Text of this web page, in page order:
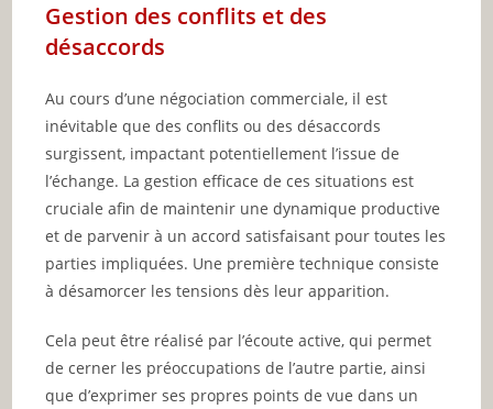
Gestion des conflits et des
désaccords
Au cours d’une négociation commerciale, il est
inévitable que des conflits ou des désaccords
surgissent, impactant potentiellement l’issue de
l’échange. La gestion efficace de ces situations est
cruciale afin de maintenir une dynamique productive
et de parvenir à un accord satisfaisant pour toutes les
parties impliquées. Une première technique consiste
à désamorcer les tensions dès leur apparition.
Cela peut être réalisé par l’écoute active, qui permet
de cerner les préoccupations de l’autre partie, ainsi
que d’exprimer ses propres points de vue dans un